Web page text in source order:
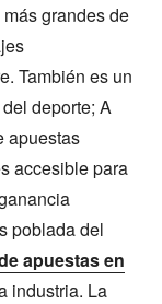
grandes de
También es un
deporte; A
apuestas
accesible para
poblada del
apuestas en
industria. La